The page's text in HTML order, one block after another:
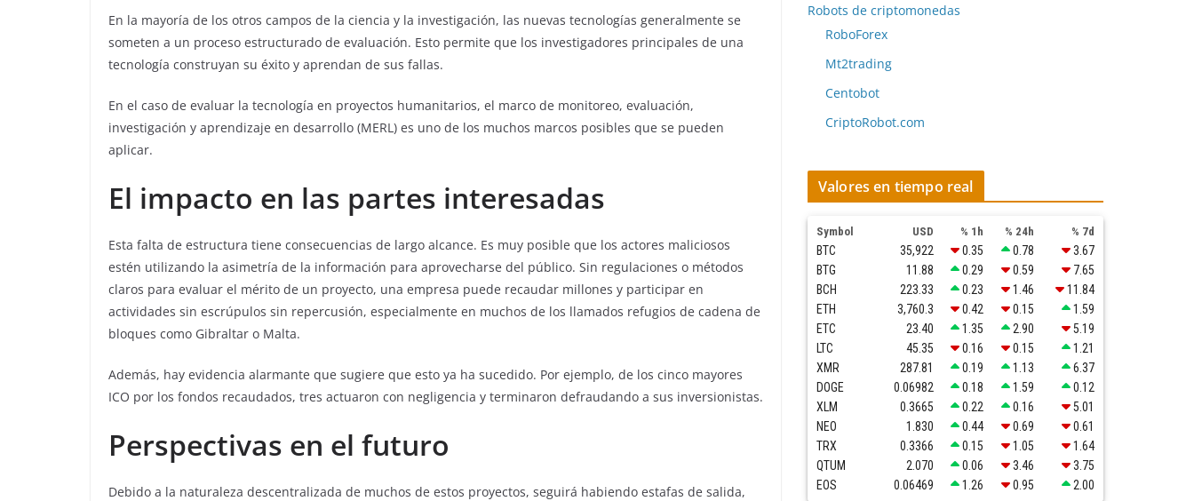
En la mayoría de los otros campos de la ciencia y la investigación, las nuevas tecnologías generalmente se
someten a un proceso estructurado de evaluación. Esto permite que los investigadores principales de una
tecnología construyan su éxito y aprendan de sus fallas.
En el caso de evaluar la tecnología en proyectos humanitarios, el marco de monitoreo, evaluación,
investigación y aprendizaje en desarrollo (MERL) es uno de los muchos marcos posibles que se pueden
aplicar.
El impacto en las partes interesadas
Esta falta de estructura tiene consecuencias de largo alcance. Es muy posible que los actores maliciosos
estén utilizando la asimetría de la información para aprovecharse del público. Sin regulaciones o métodos
claros para evaluar el mérito de un proyecto, una empresa puede recaudar millones y participar en
actividades sin escrúpulos sin repercusión, especialmente en muchos de los llamados refugios de cadena de
bloques como Gibraltar o Malta.
Además, hay evidencia alarmante que sugiere que esto ya ha sucedido. Por ejemplo, de los cinco mayores
ICO por los fondos recaudados, tres actuaron con negligencia y terminaron defraudando a sus inversionistas.
Perspectivas en el futuro
Debido a la naturaleza descentralizada de muchos de estos proyectos, seguirá habiendo estafas de salida,
Robots de criptomonedas
RoboForex
Mt2trading
Centobot
CriptoRobot.com
Valores en tiempo real
Symbol USD % 1h % 24h % 7d
BTC 35,922 0.35 0.78
3.67
BTG
11.88 0.29 0.59
7.65
BCH
223.33 0.23 1.46
11.84
ETH
3,760.3 0.42 0.15
1.59
ETC
23.40 1.35 2.90
5.19
LTC
45.35 0.16 0.15
1.21
XMR
287.81 0.19 1.13
6.37
DOGE
0.06982 0.18 1.59
0.12
XLM
0.3665 0.22 0.16
5.01
NEO
1.830 0.44 0.69
0.61
TRX
0.3366 0.15 1.05
1.64
QTUM
2.070 0.06 3.46
3.75
EOS
0.06469 1.26 0.95 2.00